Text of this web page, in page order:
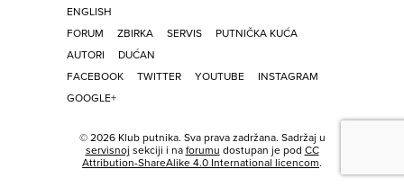
ENGLISH
FORUM
ZBIRKA SERVIS
PUTNIČKA KUĆA
AUTORI
DUĆAN
FACEBOOK
TWITTER YOUTUBE
INSTAGRAM
GOOGLE+
© 2026 Klub putnika. Sva prava zadržana. Sadržaj u
servisnoj sekciji i na forumu dostupan je pod CC
Attribution-ShareAlike 4.0 International licencom.